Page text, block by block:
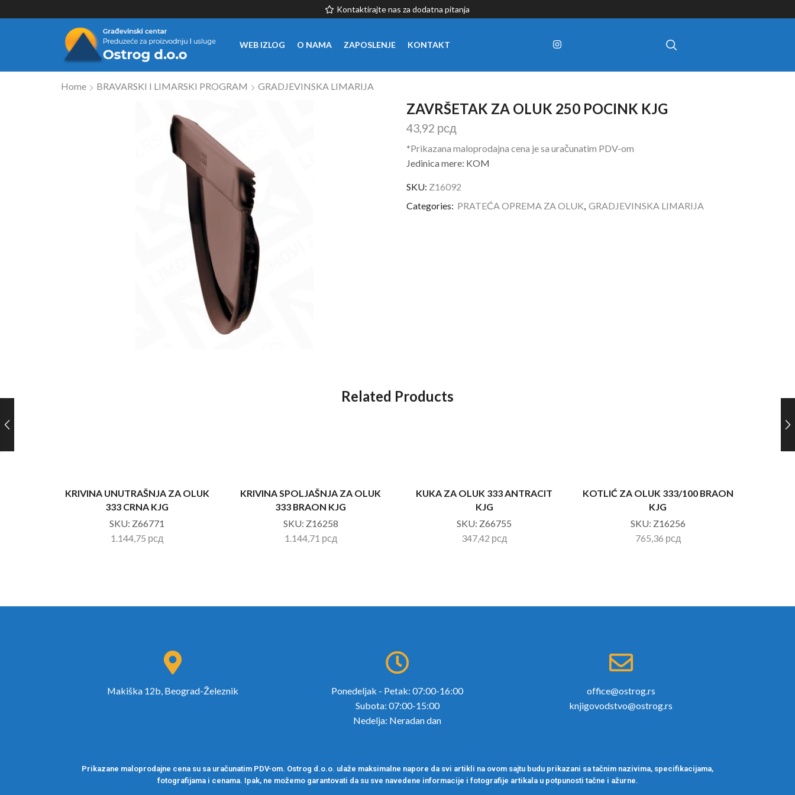
Kontaktirajte nas za dodatna pitanja
WEB IZLOG O NAMA ZAPOSLENJE KONTAKT
Home BRAVARSKI I LIMARSKI PROGRAM GRADJEVINSKA LIMARIJA
ZAVRŠETAK ZA OLUK 250 POCINK KJG
43,92 рсд
*Prikazana maloprodajna cena je sa uračunatim PDV-om
Jedinica mere: KOM
SKU: Z16092
Categories: PRATEĆA OPREMA ZA OLUK, GRADJEVINSKA LIMARIJA
Related Products
KRIVINA UNUTRAŠNJA ZA OLUK
333 CRNA KJG
SKU: Z66771
1.144,75 рсд
KRIVINA SPOLJAŠNJA ZA OLUK
333 BRAON KJG
SKU: Z16258
1.144,71 рсд
KUKA ZA OLUK 333 ANTRACIT
KJG
SKU: Z66755
347,42 рсд
KOTLIĆ ZA OLUK 333/100 BRAON
KJG
SKU: Z16256
765,36 рсд
Makiška 12b, Beograd-Železnik
Ponedeljak - Petak: 07:00-16:00
Subota: 07:00-15:00
Nedelja: Neradan dan
office@ostrog.rs
knjigovodstvo@ostrog.rs
Prikazane maloprodajne cena su sa uračunatim PDV-om. Ostrog d.o.o. ulaže maksimalne napore da svi artikli na ovom sajtu budu prikazani sa tačnim nazivima, specifikacijama,
fotografijama i cenama. Ipak, ne možemo garantovati da su sve navedene informacije i fotografije artikala u potpunosti tačne i ažurne.